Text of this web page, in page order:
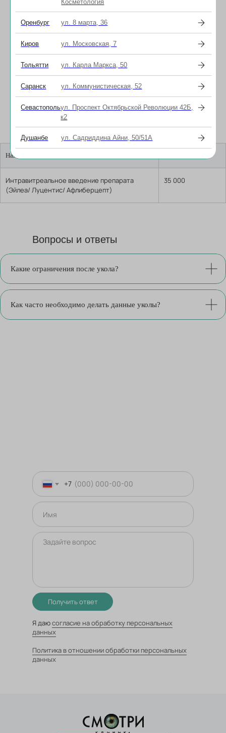
Масленникова Юлия
категории , офтальмохирург
Прайс Онлайн запись
Наименование услуги
Интравитреальное введение препарата
(Эйлеа/ Луцентис/ Афлиберцепт)
35 000
Вопросы и ответы
Какие ограничения после укола?
Как часто необходимо делать данные уколы?
+7
Получить ответ
Я даюсогласие на обработку персональных
данных
Политика в отношении обработки персональных
данных
Косметология
Оренбург ул. 8 марта, 36
Киров ул. Московская, 7
Тольятти ул. Карла Маркса, 50
Саранск ул. Коммунистическая, 52
Севастопольул. Проспект Октябрьской Революции 42Б,
к2
Душанбе ул. Садриддина Айни, 50/51А